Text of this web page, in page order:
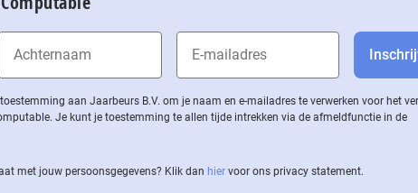
aan Jaarbeurs B.V. om je naam en e-mailadres te verwerken voor het
Je kunt je toestemming te allen tijde intrekken via de af­meld­func­tie in de
met jouw per­soons­ge­ge­vens? Klik dan hier voor ons privacy statement.